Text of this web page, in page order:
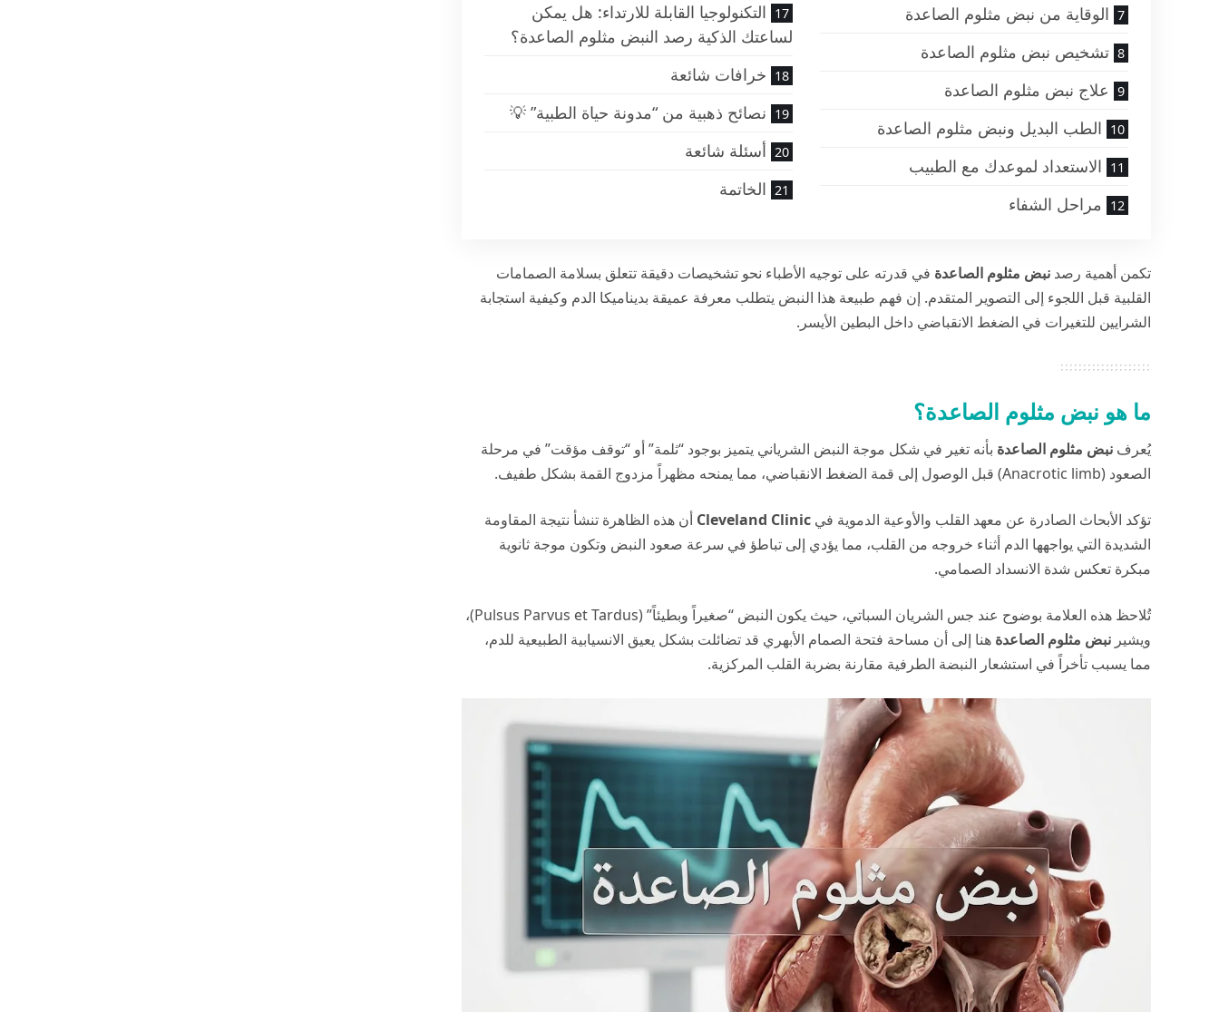
الوقاية من نبض مثلوم الصاعدة
تشخيص نبض مثلوم الصاعدة
علاج نبض مثلوم الصاعدة
الطب البديل ونبض مثلوم الصاعدة
الاستعداد لموعدك مع الطبيب
مراحل الشفاء
التكنولوجيا القابلة للارتداء: هل يمكن
لساعتك الذكية رصد النبض مثلوم الصاعدة؟
خرافات شائعة
نصائح ذهبية من “مدونة حياة الطبية” 💡
أسئلة شائعة
الخاتمة
تكمن أهمية رصدنبض مثلوم الصاعدة في قدرته على توجيه الأطباء نحو تشخيصات دقيقة تتعلق بسلامة الصمامات
القلبية قبل اللجوء إلى التصوير المتقدم. إن فهم طبيعة هذا النبض يتطلب معرفة عميقة بديناميكا الدم وكيفية استجابة
الشرايين للتغيرات في الضغط الانقباضي داخل البطين الأيسر.
ما هو نبض مثلوم الصاعدة؟
يُعرفنبض مثلوم الصاعدة بأنه تغير في شكل موجة النبض الشرياني يتميز بوجود “ثلمة” أو “توقف مؤقت” في مرحلة
الصعود (Anacrotic limb) قبل الوصول إلى قمة الضغط الانقباضي، مما يمنحه مظهراً مزدوج القمة بشكل طفيف.
تؤكد الأبحاث الصادرة عن معهد القلب والأوعية الدموية في Cleveland Clinic أن هذه الظاهرة تنشأ نتيجة المقاومة
الشديدة التي يواجهها الدم أثناء خروجه من القلب، مما يؤدي إلى تباطؤ في سرعة صعود النبض وتكون موجة ثانوية
مبكرة تعكس شدة الانسداد الصمامي.
تُلاحظ هذه العلامة بوضوح عند جس الشريان السباتي، حيث يكون النبض “صغيراً وبطيئاً” (Pulsus Parvus et Tardus)،
ويشيرنبض مثلوم الصاعدة هنا إلى أن مساحة فتحة الصمام الأبهري قد تضائلت بشكل يعيق الانسيابية الطبيعية للدم،
مما يسبب تأخراً في استشعار النبضة الطرفية مقارنة بضربة القلب المركزية.